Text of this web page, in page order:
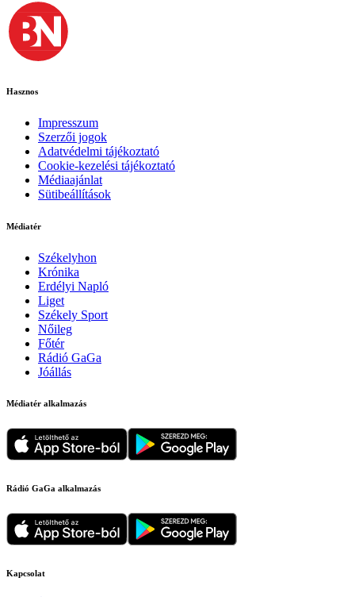
Hasznos
Impresszum
Szerzői jogok
Adatvédelmi tájékoztató
Cookie-kezelési tájékoztató
Médiaajánlat
Sütibeállítások
Médiatér
Székelyhon
Krónika
Erdélyi Napló
Liget
Székely Sport
Nőileg
Főtér
Rádió GaGa
Jóállás
Médiatér alkalmazás
Rádió GaGa alkalmazás
Kapcsolat